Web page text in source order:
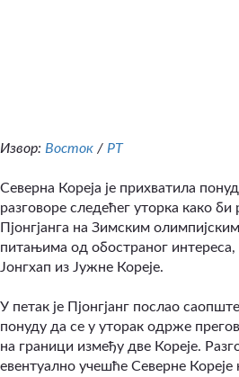
Извор: Восток / РТ
Северна Кореја је прихватила
разговоре следећег уторка како
Пјонгјанга на Зимским
питањима од обостраног интереса,
Јонгхап из Јужне Кореје.
У петак је Пјонгјанг послао
понуду да се у уторак одрже
на граници између две Кореје.
евентуално учешће Северне Кореје